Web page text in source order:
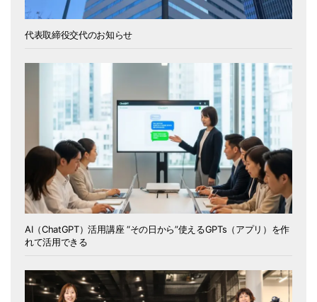
代表取締役交代のお知らせ
AI（ChatGPT）活用講座 “その日から”使えるGPTs（アプリ）を作
れて活用できる